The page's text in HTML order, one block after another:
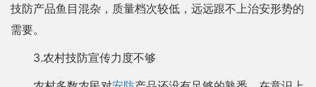
技防产品鱼目混杂，质量档次较低，远远跟不上治安形势的
需要。
3.农村技防宣传力度不够